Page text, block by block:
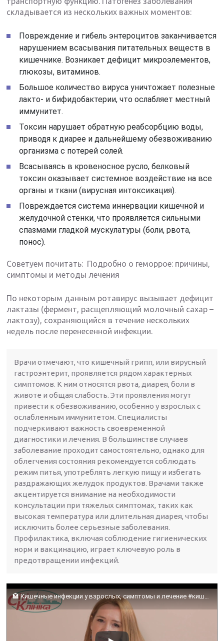
складывается из нескольких важных моментов:
Повреждение и гибель энтероцитов заканчивается
нарушением всасывания питательных веществ в
кишечнике. Возникает дефицит микроэлементов,
глюкозы, витаминов.
Большое количество вируса уничтожает полезные
лакто- и бифидобактерии, что ослабляет местный
иммунитет.
Токсин нарушает обратную реабсорбцию воды,
приводя к диарее и дальнейшему обезвоживанию
организма с потерей солей.
Всасываясь в кровеносное русло, белковый
токсин оказывает системное воздействие на все
органы и ткани (вирусная интоксикация).
Повреждается система иннервации кишечной и
желудочной стенки, что проявляется сильными
спазмами гладкой мускулатуры (боли, рвота,
понос).
Советуем почитать: Подробно о геморрое: причины,
симптомы и методы лечения
По некоторым данным ротавирус вызывает дефицит
лактазы (фермент, расщепляющий молочный сахар –
лактозу), сохраняющийся в течение нескольких
недель после перенесенной инфекции.
Врачи отмечают, что кишечный грипп, или вирусный
гастроэнтерит, проявляется рядом характерных
симптомов. К ним относятся рвота, диарея, боли в
животе и общая слабость. Эти проявления могут
привести к обезвоживанию, особенно у взрослых с
ослабленным иммунитетом. Специалисты
подчеркивают важность своевременной
диагностики и лечения. В большинстве случаев
заболевание проходит самостоятельно, однако для
облегчения состояния рекомендуется соблюдать
режим питья, употреблять легкую пищу и избегать
раздражающих желудок продуктов. Врачами также
акцентируется внимание на необходимости
консультации при тяжелых симптомах, таких как
высокая температура или длительная диарея, чтобы
исключить более серьезные заболевания.
Профилактика, включая соблюдение гигиенических
норм и вакцинацию, играет ключевую роль в
предотвращении инфекций.
🏩 Кишечные инфекции у взрослых, симптомы и лечение #кишечнаяинфекция